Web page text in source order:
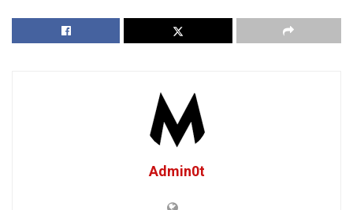
Admin0t